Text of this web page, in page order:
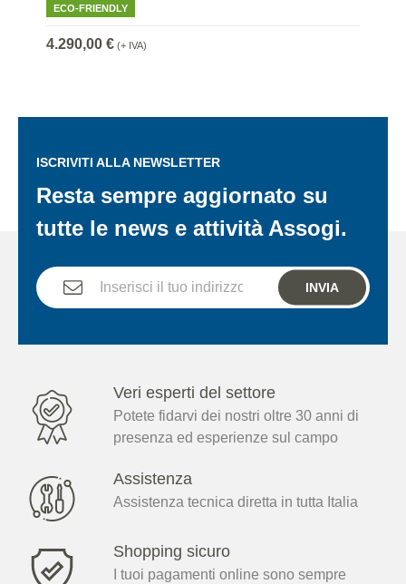
ECO-FRIENDLY
4.290,00 € (+ IVA)
ISCRIVITI ALLA NEWSLETTER
Resta sempre aggiornato su
tutte le news e attività Assogi.
INVIA
Veri esperti del settore
Potete fidarvi dei nostri oltre 30 anni di
presenza ed esperienze sul campo
Assistenza
Assistenza tecnica diretta in tutta Italia
Shopping sicuro
I tuoi pagamenti online sono sempre